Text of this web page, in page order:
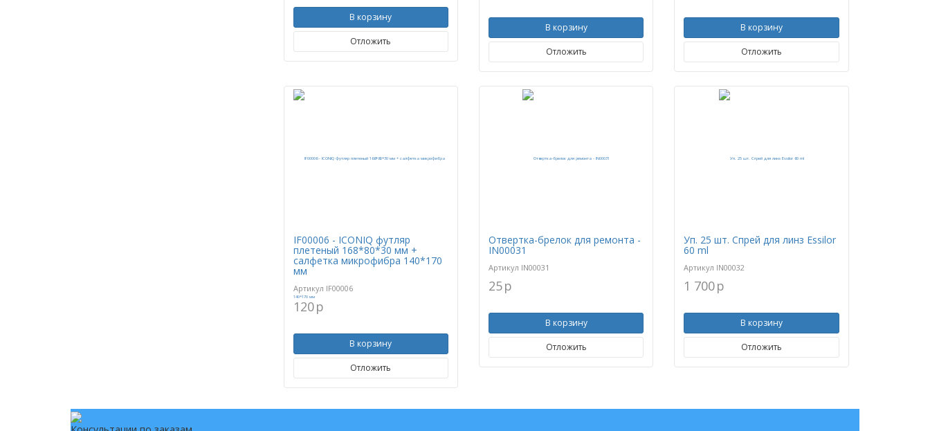
В корзину
Отложить
В корзину
Отложить
В корзину
Отложить
IF00006 - ICONIQ футляр
плетеный 168*80*30 мм +
салфетка микрофибра 140*170
мм
Артикул IF00006
120p
В корзину
Отложить
Отвертка-брелок для ремонта -
IN00031
Артикул IN00031
25p
В корзину
Отложить
Уп. 25 шт. Спрей для линз Essilor
60 ml
Артикул IN00032
1 700p
В корзину
Отложить